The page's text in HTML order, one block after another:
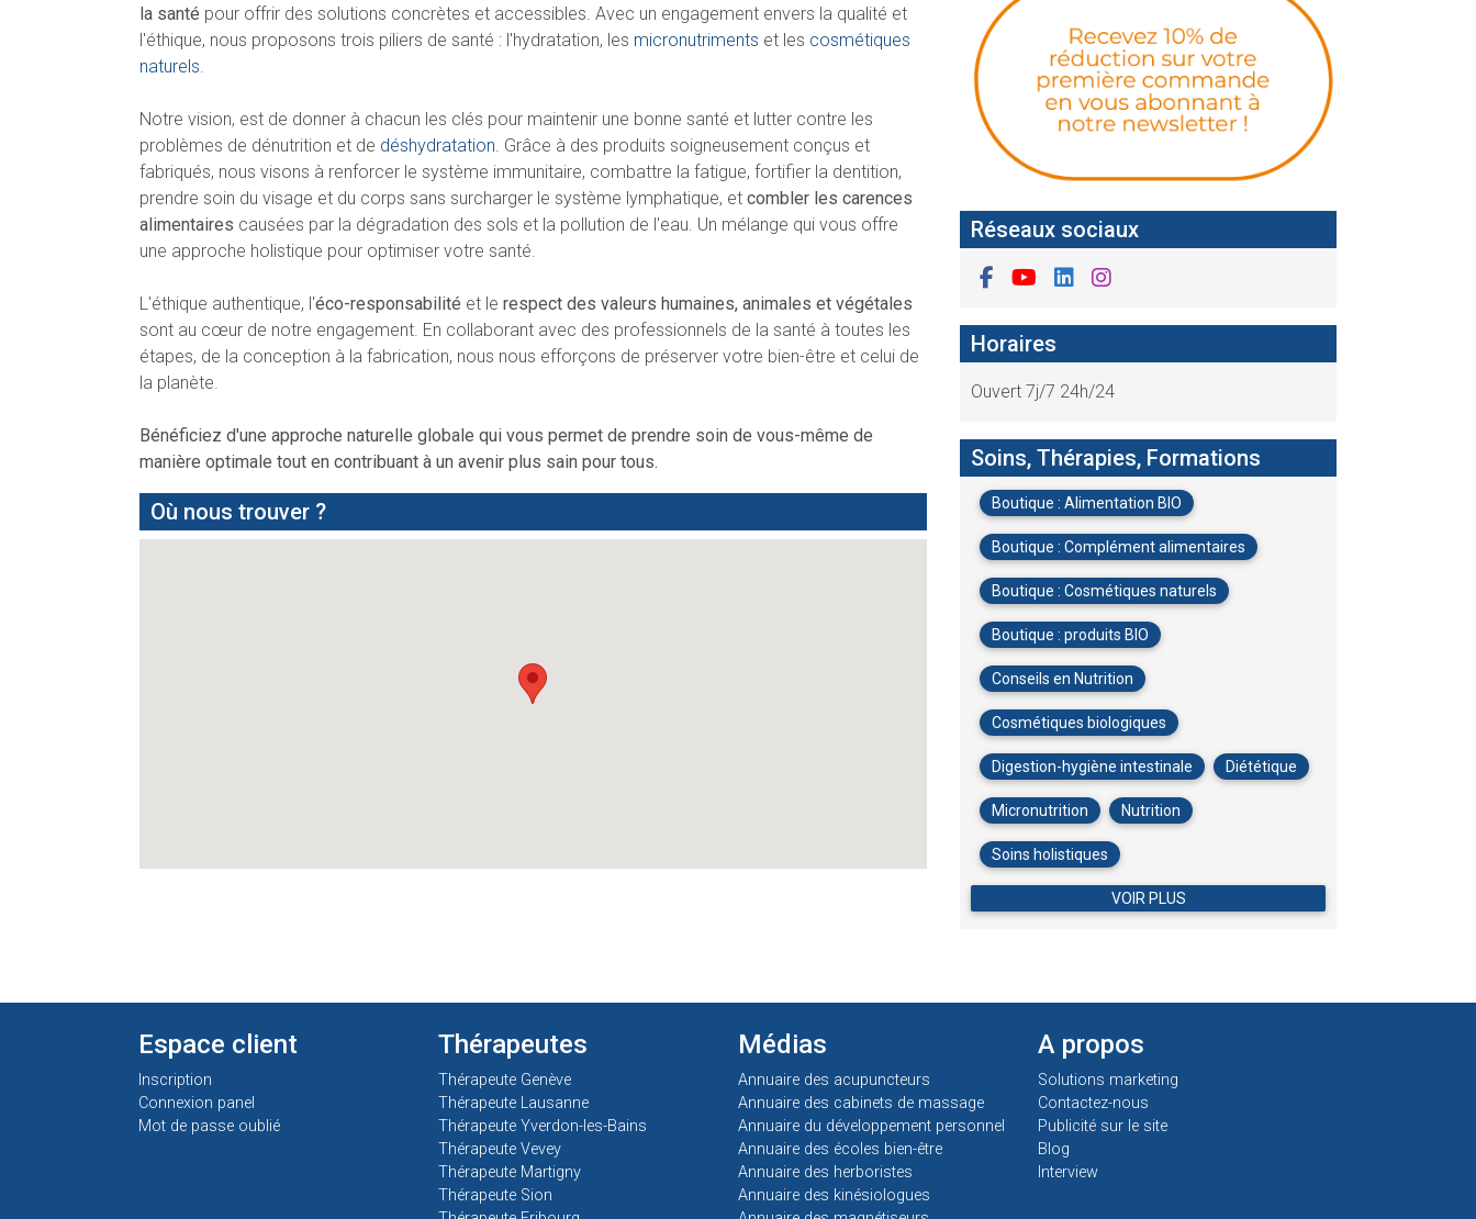
la santé pour offrir des solutions concrètes et accessibles. Avec un engagement envers la qualité et
l'éthique, nous proposons trois piliers de santé : l'hydratation, les micronutriments et les cosmétiques
naturels.
Notre vision, est de donner à chacun les clés pour maintenir une bonne santé et lutter contre les
problèmes de dénutrition et de déshydratation. Grâce à des produits soigneusement conçus et
fabriqués, nous visons à renforcer le système immunitaire, combattre la fatigue, fortifier la dentition,
prendre soin du visage et du corps sans surcharger le système lymphatique, et combler les carences
alimentaires causées par la dégradation des sols et la pollution de l'eau. Un mélange qui vous offre
une approche holistique pour optimiser votre santé.
L'éthique authentique, l'éco-responsabilité et le respect des valeurs humaines, animales et végétales
sont au cœur de notre engagement. En collaborant avec des professionnels de la santé à toutes les
étapes, de la conception à la fabrication, nous nous efforçons de préserver votre bien-être et celui de
la planète.
Bénéficiez d'une approche naturelle globale qui vous permet de prendre soin de vous-même de
manière optimale tout en contribuant à un avenir plus sain pour tous.
Où nous trouver ?
Réseaux sociaux
Horaires
Ouvert 7j/7 24h/24
Soins, Thérapies, Formations
Boutique : Alimentation BIO
Boutique : Complément alimentaires
Boutique : Cosmétiques naturels
Boutique : produits BIO
Conseils en Nutrition
Cosmétiques biologiques
Digestion-hygiène intestinale Diététique
Micronutrition Nutrition
Soins holistiques
VOIR PLUS
Espace client
Inscription
Connexion panel
Mot de passe oublié
Thérapeutes
Thérapeute Genève
Thérapeute Lausanne
Thérapeute Yverdon-les-Bains
Thérapeute Vevey
Thérapeute Martigny
Thérapeute Sion
Médias
Annuaire des acupuncteurs
Annuaire des cabinets de massage
Annuaire du développement personnel
Annuaire des écoles bien-être
Annuaire des herboristes
Annuaire des kinésiologues
A propos
Solutions marketing
Contactez-nous
Publicité sur le site
Blog
Interview